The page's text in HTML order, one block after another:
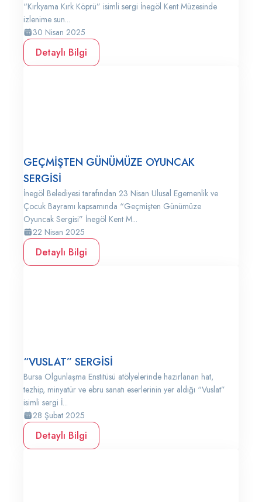
“Kırkyama Kırk Köprü” isimli sergi İnegöl Kent Müzesinde
izlenime sun...
30 Nisan 2025
Detaylı Bilgi
GEÇMİŞTEN GÜNÜMÜZE OYUNCAK
SERGİSİ
İnegöl Belediyesi tarafından 23 Nisan Ulusal Egemenlik ve
Çocuk Bayramı kapsamında “Geçmişten Günümüze
Oyuncak Sergisi” İnegöl Kent M...
22 Nisan 2025
Detaylı Bilgi
“VUSLAT” SERGİSİ
Bursa Olgunlaşma Enstitüsü atölyelerinde hazırlanan hat,
tezhip, minyatür ve ebru sanatı eserlerinin yer aldığı “Vuslat”
isimli sergi İ...
28 Şubat 2025
Detaylı Bilgi